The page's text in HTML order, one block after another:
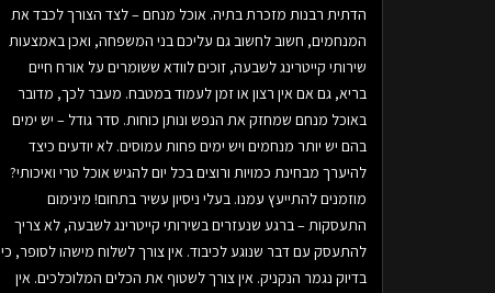
הדתית רבנות מזכרת בתיה. אוכל מנחם – לצד הצורך לכבד את
המנחמים, חשוב לחשוב גם עליכם בני המשפחה, ואכן באמצעות
שירותי קייטרינג לשבעה, זוכים לוודא ששומרים על אורח חיים
בריא, גם אם אין רצון או זמן לעמוד במטבח. מעבר לכך, מדובר
באוכל מנחם שמחזק את הנפש ונותן כוחות. סדר גודל – יש ימים
בהם יש יותר מנחמים ויש ימים פחות עמוסים. לא יודעים כיצד
להיערך מבחינת כמויות ורוצים בכל יום להגיש אוכל טרי ואיכותי?
מוזמנים להתייעץ עמנו. בעלי ניסיון עשיר בתחום! מינימום
התעסקות – ברגע שנעזרים בשירותי קייטרינג לשבעה, לא צריך
להתעסק עם דבר שנוגע לכיבוד. אין צורך לשלוח מישהו לסופר, כי
בדיוק נגמר הנקניק. אין צורך לשטוף את הכלים המלוכלכים. אין